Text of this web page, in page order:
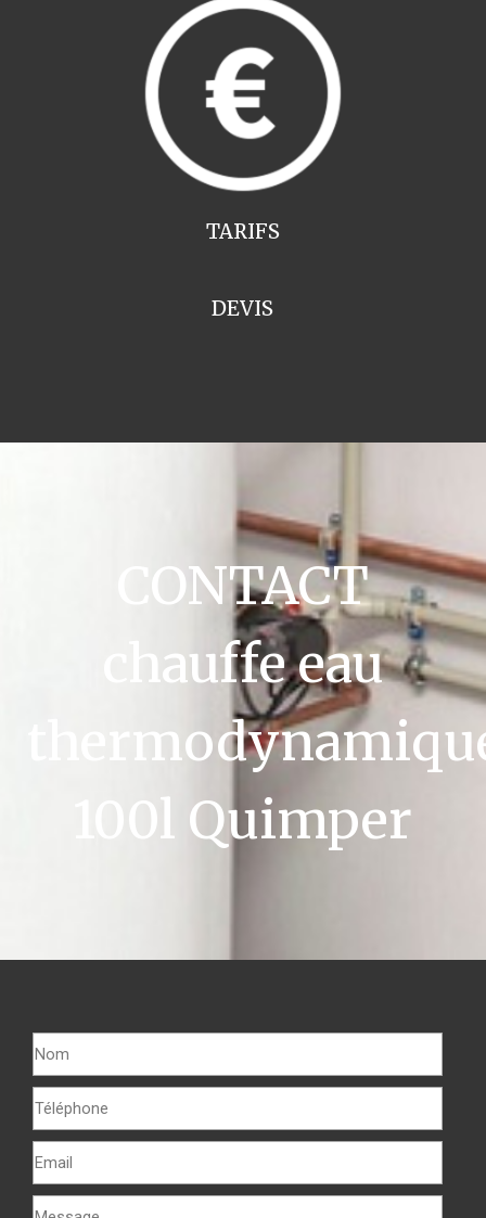
TARIFS
DEVIS
CONTACT
chauffe eau
100l Quimper